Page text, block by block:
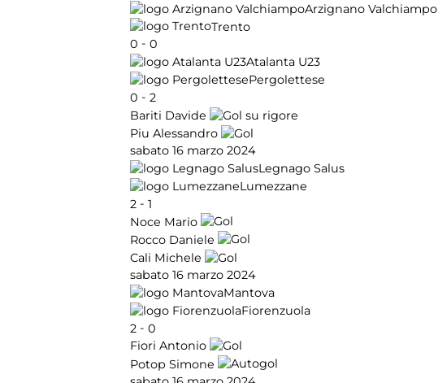
Arzignano Valchiampo
Trento
0 - 0
Atalanta U23
Pergolettese
0 - 2
Bariti Davide
Piu Alessandro
sabato 16 marzo 2024
Legnago Salus
Lumezzane
2 - 1
Noce Mario
Rocco Daniele
Cali Michele
sabato 16 marzo 2024
Mantova
Fiorenzuola
2 - 0
Fiori Antonio
Potop Simone